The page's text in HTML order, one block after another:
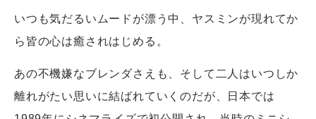
いつも気だるいムードが漂う中、ヤスミンが現れてか
ら皆の心は癒されはじめる。
あの不機嫌なブレンダさえも、そして二人はいつしか
離れがたい思いに結ばれていくのだが、日本では